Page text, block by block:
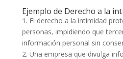
Ejemplo de Derecho a la
1. El derecho a la intimidad
personas, impidiendo que
información personal sin
2. Una empresa que divulga